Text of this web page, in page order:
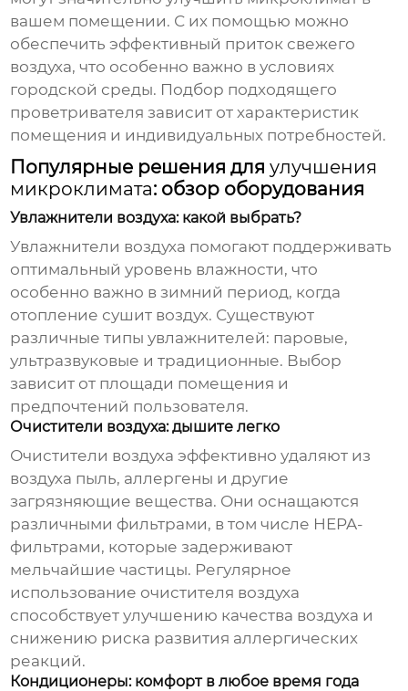
вашем помещении. С их помощью можно
обеспечить эффективный приток свежего
воздуха, что особенно важно в условиях
городской среды. Подбор подходящего
проветривателя зависит от характеристик
помещения и индивидуальных потребностей.
Популярные решения дляулучшения
микроклимата: обзор оборудования
Увлажнители воздуха: какой выбрать?
Увлажнители воздуха помогают поддерживать
оптимальный уровень влажности, что
особенно важно в зимний период, когда
отопление сушит воздух. Существуют
различные типы увлажнителей: паровые,
ультразвуковые и традиционные. Выбор
зависит от площади помещения и
предпочтений пользователя.
Очистители воздуха: дышите легко
Очистители воздуха эффективно удаляют из
воздуха пыль, аллергены и другие
загрязняющие вещества. Они оснащаются
различными фильтрами, в том числе HEPA-
фильтрами, которые задерживают
мельчайшие частицы. Регулярное
использование очистителя воздуха
способствует улучшению качества воздуха и
снижению риска развития аллергических
реакций.
Кондиционеры: комфорт в любое время года